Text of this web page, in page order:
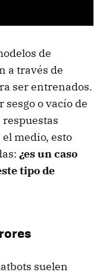
de
a través de
ser entrenados.
o vacío de
medio, esto
¿es un caso
tipo de
suelen